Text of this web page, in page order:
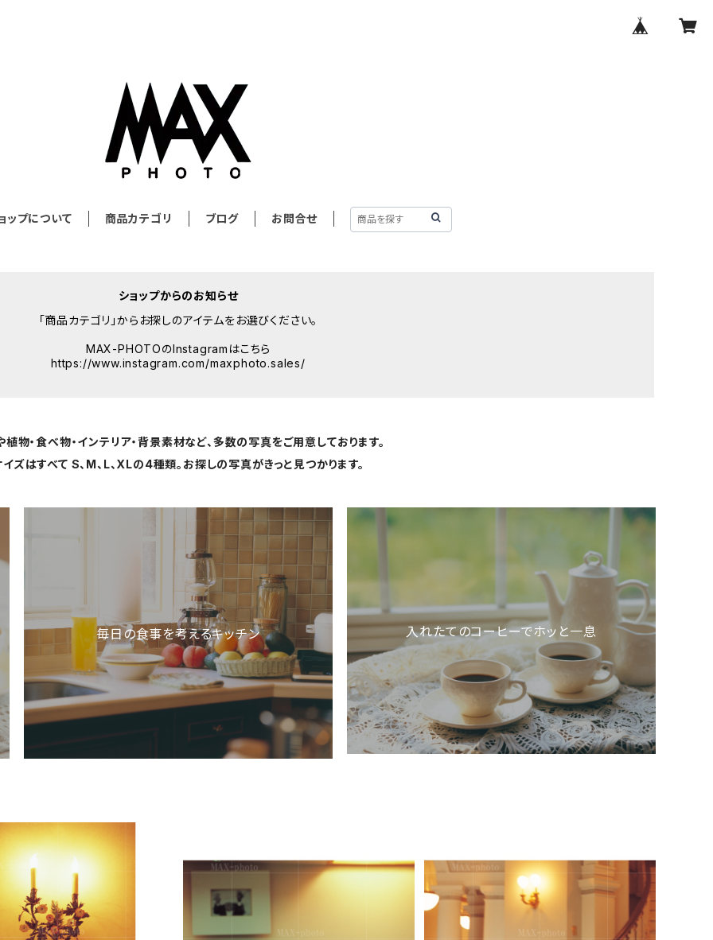
ップについて 商品カテゴリ ブログ お問合せ
ショップからのお知らせ
「商品カテゴリ」からお探しのアイテムをお選びください。
MAX-PHOTOのInstagramはこちら
https://www.instagram.com/maxphoto.sales/
植物・食べ物・インテリア・背景素材など、多数の写真をご用意しております。
イズはすべて S、M、L、XLの4種類。お探しの写真がきっと見つかります。
毎日の食事を考えるキッチン 入れたてのコーヒーでホッと一息